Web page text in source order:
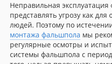
Неправильная
представлять угрозу как
людей. Поэтому по
монтажа фальшпола мы
регулярные осмотры и
системы фальшпола с